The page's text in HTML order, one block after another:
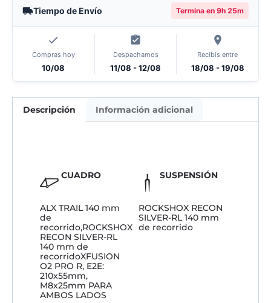
Tiempo de Envío Termina en 9h 25m
Compras hoy
10/08
Despachamos
11/08 - 12/08
Recibís entre
18/08 - 19/08
Descripción Información adicional
CUADRO
ALX TRAIL 140 mm
de
recorrido,ROCKSHOX
RECON SILVER-RL
140 mm de
recorridoXFUSION
O2 PRO R, E2E:
210x55mm,
M8x25mm PARA
AMBOS LADOS
SUSPENSIÓN
ROCKSHOX RECON
SILVER-RL 140 mm
de recorrido